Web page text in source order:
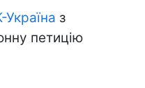
Україна з
петицію